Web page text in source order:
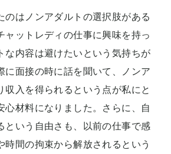
のはノンアダルトの選択肢がある
ャットレディの仕事に興味を持っ
な内容は避けたいという気持ちが
に面接の時に話を聞いて、ノンア
収入を得られるという点が私にと
心材料になりました。さらに、自
という自由さも、以前の仕事で感
時間の拘束から解放されるという